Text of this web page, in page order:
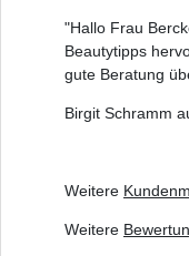
"Hallo Frau
Beautytipps
gute Beratung
Birgit Schramm
Weitere
Weitere